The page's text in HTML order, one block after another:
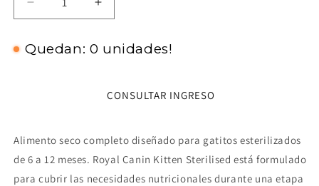
Reducir
cantidad
Royal
kg
Aumentar
cantidad
Royal
Cachorro
kg
Quedan: 0 unidades!
CONSULTAR INGRESO
Alimento seco completo diseñado para gatitos esterilizados
de 6 a 12 meses. Royal Canin Kitten Sterilised está formulado
para cubrir las necesidades nutricionales durante una etapa